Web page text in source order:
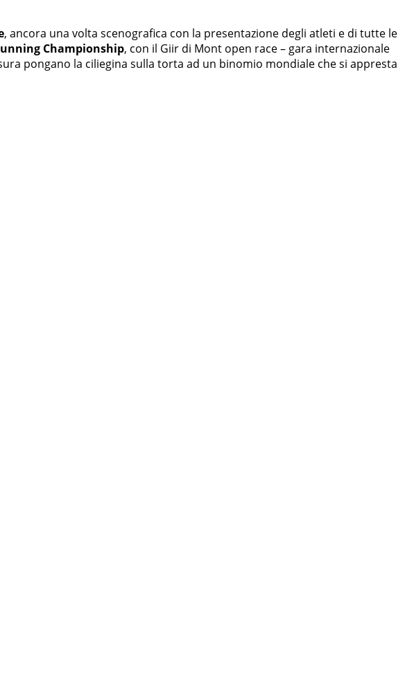
, ancora una volta scenografica con la presentazione degli atleti e di tutte le
Championship, con il Giir di Mont open race – gara internazionale
pongano la ciliegina sulla torta ad un binomio mondiale che si appresta